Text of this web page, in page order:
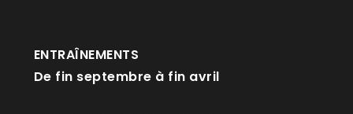
ENTRAÎNEMENTS
De fin septembre à fin avril